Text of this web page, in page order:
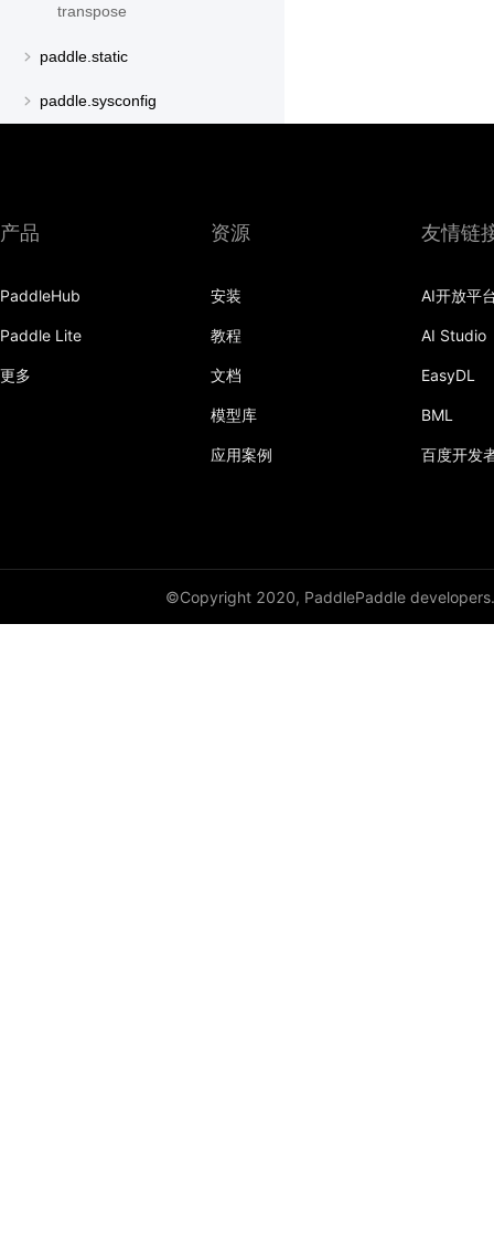
transpose
paddle.static
paddle.sysconfig
产品
PaddleHub
Paddle Lite
更多
资源
安装
教程
文档
模型库
应用案例
友情链
AI开放平
AI Studio
EasyDL
BML
百度开发
©Copyright 2020, PaddlePaddle developers.